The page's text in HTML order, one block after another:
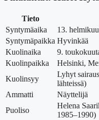
Tieto
Syntymäaika
13.
Syntymäpaikka Hyvinkää
Kuolinaika
9.
Kuolinpaikka
Helsinki,
Kuolinsyy
Lyhyt
lähteissä)
Ammatti
Näyttelijä
Puoliso
Helena
1985–1990)